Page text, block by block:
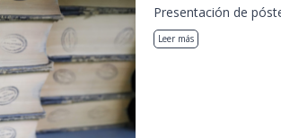
Presentación de
Leer más